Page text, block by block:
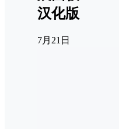
汉化版
7月21日